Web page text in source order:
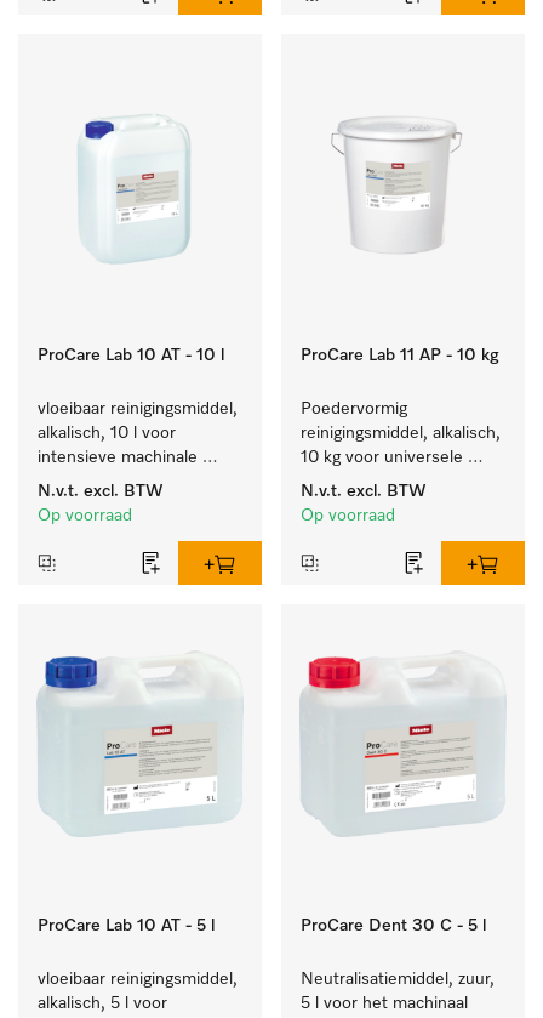
ProCare Lab 10 AT - 10 l
vloeibaar reinigingsmiddel,
alkalisch, 10 l voor
intensieve machinale
reiniging van
laboratoriumglaswerk en -
N.v.t. excl. BTW
Op voorraad
ProCare Lab 11 AP - 10 kg
Poedervormig
reinigingsmiddel, alkalisch,
10 kg voor universele
machinale reiniging van
laboratoriumglaswerk en -
N.v.t. excl. BTW
Op voorraad
ProCare Lab 10 AT - 5 l
vloeibaar reinigingsmiddel,
alkalisch, 5 l voor
ProCare Dent 30 C - 5 l
Neutralisatiemiddel, zuur,
5 l voor het machinaal